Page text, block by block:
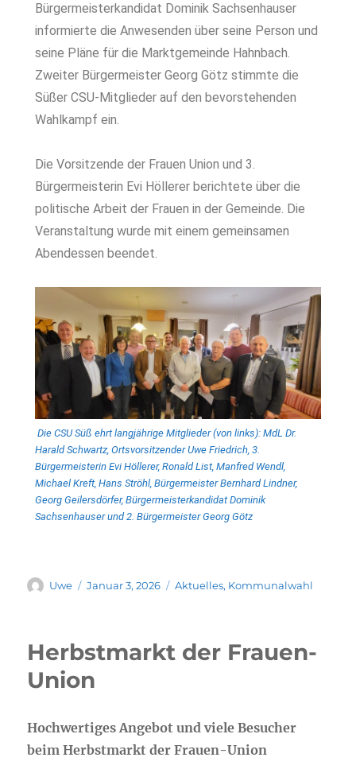
Bürgermeisterkandidat Dominik Sachsenhauser
informierte die Anwesenden über seine Person und
seine Pläne für die Marktgemeinde Hahnbach.
Zweiter Bürgermeister Georg Götz stimmte die
Süßer CSU-Mitglieder auf den bevorstehenden
Wahlkampf ein.
Die Vorsitzende der Frauen Union und 3.
Bürgermeisterin Evi Höllerer berichtete über die
politische Arbeit der Frauen in der Gemeinde. Die
Veranstaltung wurde mit einem gemeinsamen
Abendessen beendet.
Die CSU Süß ehrt langjährige Mitglieder (von links): MdL Dr.
Harald Schwartz, Ortsvorsitzender Uwe Friedrich, 3.
Bürgermeisterin Evi Höllerer, Ronald List, Manfred Wendl,
Michael Kreft, Hans Ströhl, Bürgermeister Bernhard Lindner,
Georg Geilersdörfer, Bürgermeisterkandidat Dominik
Sachsenhauser und 2. Bürgermeister Georg Götz
Uwe Januar 3, 2026 Aktuelles, Kommunalwahl
Herbstmarkt der Frauen-
Union
Hochwertiges Angebot und viele Besucher
beim Herbstmarkt der Frauen-Union